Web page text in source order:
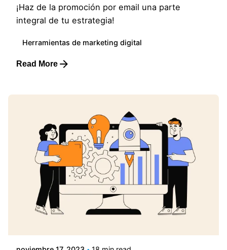
¡Haz de la promoción por email una parte
integral de tu estrategia!
Herramientas de marketing digital
Read More
Posted by